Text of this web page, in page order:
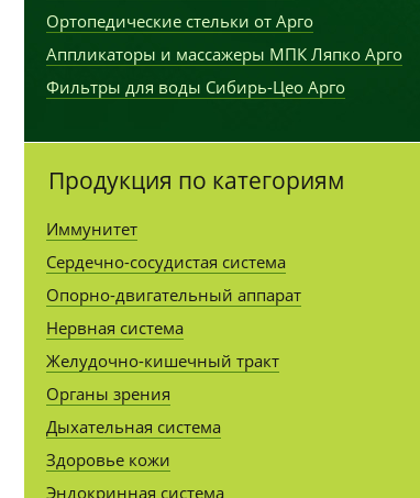
Ортопедические стельки от Арго
Аппликаторы и массажеры МПК Ляпко Арго
Фильтры для воды Сибирь-Цео Арго
Продукция по категориям
Иммунитет
Сердечно-сосудистая система
Опорно-двигательный аппарат
Нервная система
Желудочно-кишечный тракт
Органы зрения
Дыхательная система
Здоровье кожи
Эндокринная система